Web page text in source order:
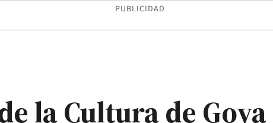
PUBLICIDAD
la Cultura de Goya